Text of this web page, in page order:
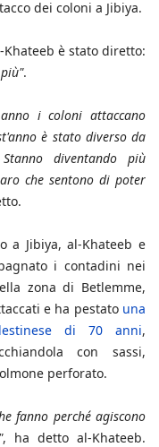
dei coloni a Jibiya.
è stato diretto:
.
i coloni attaccano
è stato diverso da
diventando più
che sentono di poter
a Jibiya, al-Khateeb e
i contadini nei
zona di Betlemme,
e ha pestato una
di 70 anni,
con sassi,
perforato.
fanno perché agiscono
, ha detto al-Khateeb.